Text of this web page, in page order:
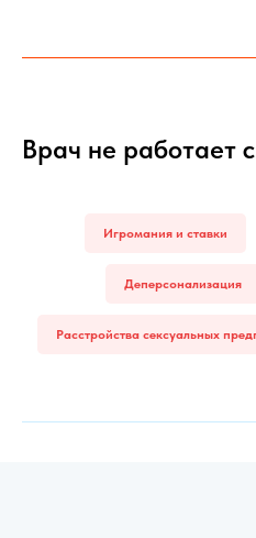
Врач не работает
Игромания и ставки
Деперсонализация
Расстройства сексуальных